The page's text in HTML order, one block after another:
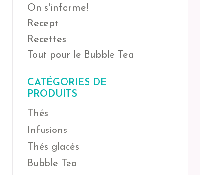
On s'informe!
Recept
Recettes
Tout pour le Bubble Tea
CATÉGORIES DE
PRODUITS
Thés
Infusions
Thés glacés
Bubble Tea